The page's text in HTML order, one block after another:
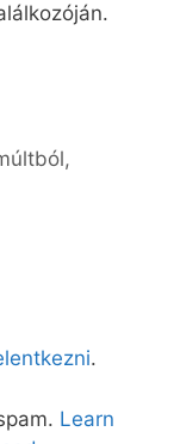
.
Learn